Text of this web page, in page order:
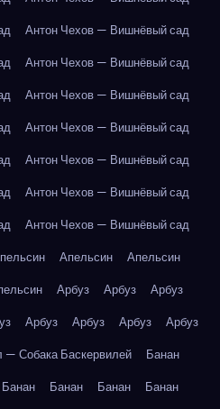
Антон Чехов — Вишнёвый сад
Антон Чехов — Вишнёвый сад
Антон Чехов — Вишнёвый сад
Антон Чехов — Вишнёвый сад
Антон Чехов — Вишнёвый сад
Антон Чехов — Вишнёвый сад
Антон Чехов — Вишнёвый сад
Апельсин
Апельсин
Арбуз Арбуз
Арбуз
Арбуз Арбуз Арбуз
Арбуз
— Собака Баскервилей
Банан
Банан Банан Банан
Банан